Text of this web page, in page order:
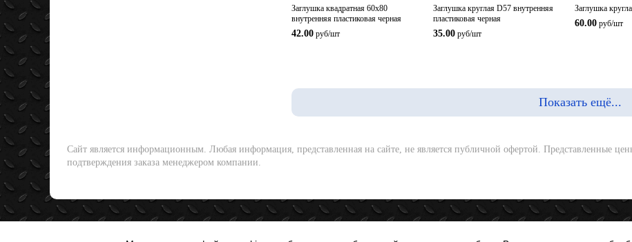
Заглушка квадратная 60х80
внутренняя пластиковая черная
42.00 руб/шт
Заглушка круглая D57 внутренняя
пластиковая черная
35.00 руб/шт
Заглушка
60.00 руб/шт
Показать ещё...
Сайт является информационным. Любая информация, представленная на сайте, не является публичной офертой. Представленные
подтверждения заказа менеджером компании.